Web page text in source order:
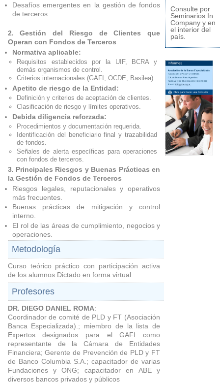
Desafíos emergentes en la gestión de fondos
de terceros.
2. Gestión del Riesgo de Clientes que
Operan con Fondos de Terceros
Normativa aplicable:
Requisitos establecidos por la UIF, BCRA y
demás organismos de control.
Criterios internacionales (GAFI, OCDE, Basilea).
Apetito de riesgo de la Entidad:
Definición y criterios de aceptación de clientes.
Clasificación de riesgo y límites operativos.
Debida diligencia reforzada:
Procedimientos y documentación requerida.
Identificación del beneficiario final y trazabilidad
de fondos.
Señales de alerta específicas para operaciones
con fondos de terceros.
3. Principales Riesgos y Buenas Prácticas en
la Gestión de Fondos de Terceros
Riesgos legales, reputacionales y operativos
más frecuentes.
Buenas prácticas de mitigación y control
interno.
El rol de las áreas de cumplimiento, negocios y
operaciones.
Metodología
Curso teórico práctico con participación activa
de los alumnos Dictado en forma virtual
Profesores
DR. DIEGO DANIEL ROMA:
Coordinador de comité de PLD y FT (Asociación
Banca Especializada).; miembro de la lista de
Expertos designados para el GAFI como
representante de la Cámara de Entidades
Financiera; Gerente de Prevención de PLD y FT
de Banco Columbia S.A.; capacitador de varias
Fundaciones y ONG; capacitador en ABE y
diversos bancos privados y públicos
Consulte por
Seminarios In
Company y en
el interior del
país.